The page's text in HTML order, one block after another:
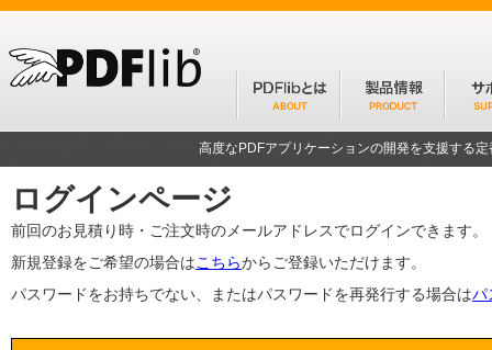
高度なPDFアプリケーションの開発を支援する
ログインページ
前回のお見積り時・ご注文時のメールアドレスでログインできます。
新規登録をご希望の場合はこちらからご登録いただけます。
パスワードをお持ちでない、またはパスワードを再発行する場合はパ